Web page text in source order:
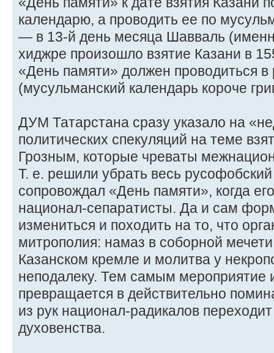
календарю, а проводить ее по
— в 13-й день месяца Шавваль
хиджре произошло взятие Казани в
«День памяти» должен проводиться
(мусульманский календарь короче
ДУМ Татарстана сразу указало на
политических спекуляций на теме
Грозным, которые чреваты
Т. е. решили убрать весь
сопровождал «День памяти», когда
национал-сепаратисты. Да и сам
измениться и походить на то, что
митрополия: намаз в соборной
Казанском кремле и молитва у
неподалеку. Тем самым мероприятие
превращается в действительно
из рук национал-радикалов
духовенства.